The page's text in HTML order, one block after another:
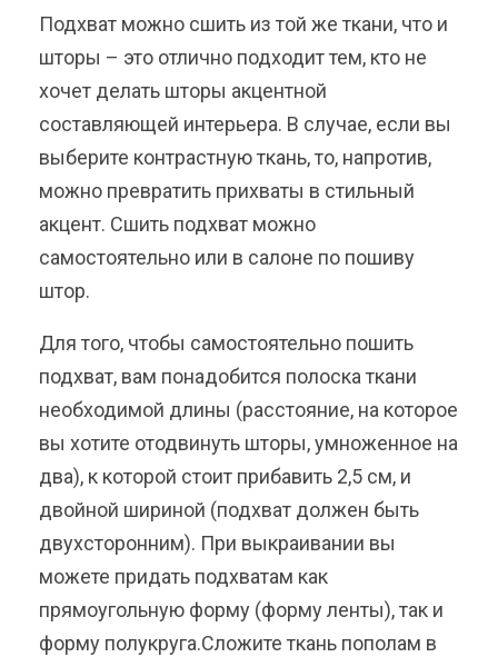
Подхват можно сшить из той же ткани, что и
шторы – это отлично подходит тем, кто не
хочет делать шторы акцентной
составляющей интерьера. В случае, если вы
выберите контрастную ткань, то, напротив,
можно превратить прихваты в стильный
акцент. Сшить подхват можно
самостоятельно или в салоне по пошиву
штор.
Для того, чтобы самостоятельно пошить
подхват, вам понадобится полоска ткани
необходимой длины (расстояние, на которое
вы хотите отодвинуть шторы, умноженное на
два), к которой стоит прибавить 2,5 см, и
двойной шириной (подхват должен быть
двухсторонним). При выкраивании вы
можете придать подхватам как
прямоугольную форму (форму ленты), так и
форму полукруга.Сложите ткань пополам в